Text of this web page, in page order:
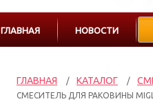
ГЛАВНАЯ НОВОСТИ
ГЛАВНАЯ / КАТАЛОГ /
СМЕСИТЕЛЬ ДЛЯ РАКОВИНЫ